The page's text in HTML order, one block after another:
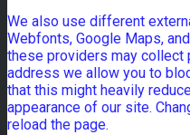
We also use different
Webfonts, Google Maps,
these providers may collect
address we allow you to
that this might heavily
appearance of our site.
reload the page.